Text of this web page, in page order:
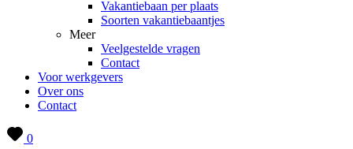
Vakantiebaan per plaats
Soorten vakantiebaantjes
Meer
Veelgestelde vragen
Contact
Voor werkgevers
Over ons
Contact
0